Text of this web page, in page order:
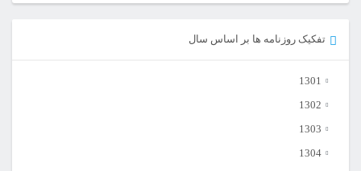
تفکیک روزنامه ها بر اساس سال
1301
1302
1303
1304